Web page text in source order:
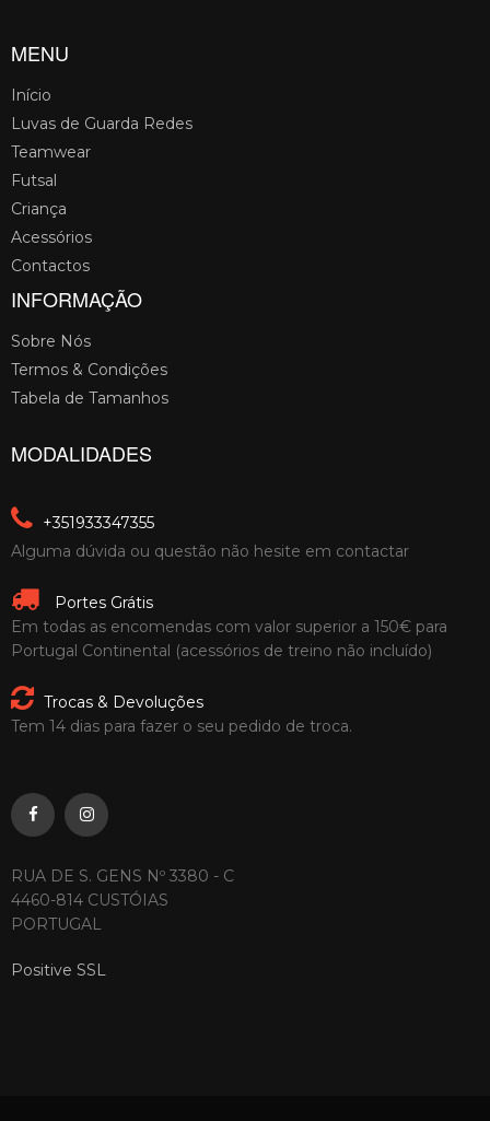
MENU
Início
Luvas de Guarda Redes
Teamwear
Futsal
Criança
Acessórios
Contactos
INFORMAÇÃO
Sobre Nós
Termos & Condições
Tabela de Tamanhos
MODALIDADES
+351933347355
Alguma dúvida ou questão não hesite em contactar
Portes Grátis
Em todas as encomendas com valor superior a 150€ para
Portugal Continental (acessórios de treino não incluído)
Trocas & Devoluções
Tem 14 dias para fazer o seu pedido de troca.
RUA DE S. GENS Nº 3380 - C
4460-814 CUSTÓIAS
PORTUGAL
Positive SSL